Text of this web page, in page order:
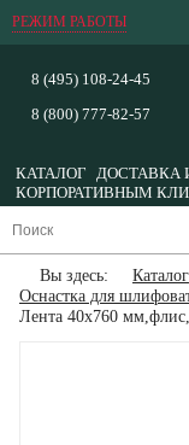
РЕЖИМ РАБОТЫ
8 (495) 108-24-45
8 (800) 777-82-57
КАТАЛОГ ДОСТАВКА
КОРПОРАТИВНЫМ
Вы здесь: Каталог
Оснастка для
Лента 40x760